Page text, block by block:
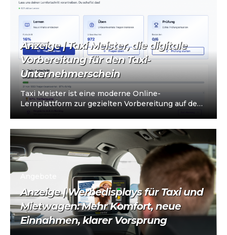
Anzeige | Taxi Meister, die digitale
Vorbereitung für den Taxi-
Unternehmerschein
Taxi Meister ist eine moderne Online-
Lernplattform zur gezielten Vorbereitung auf den
Anzeige | Werbedisplays für Taxi und
Mietwagen: Mehr Komfort, neue
Einnahmen, klarer Vorsprung